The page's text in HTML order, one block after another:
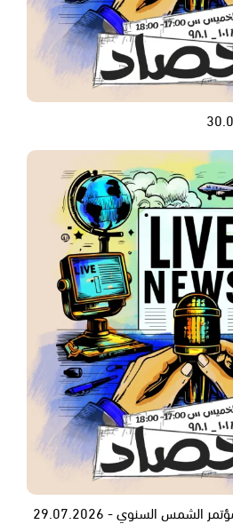
السنوي - 29.07.2026